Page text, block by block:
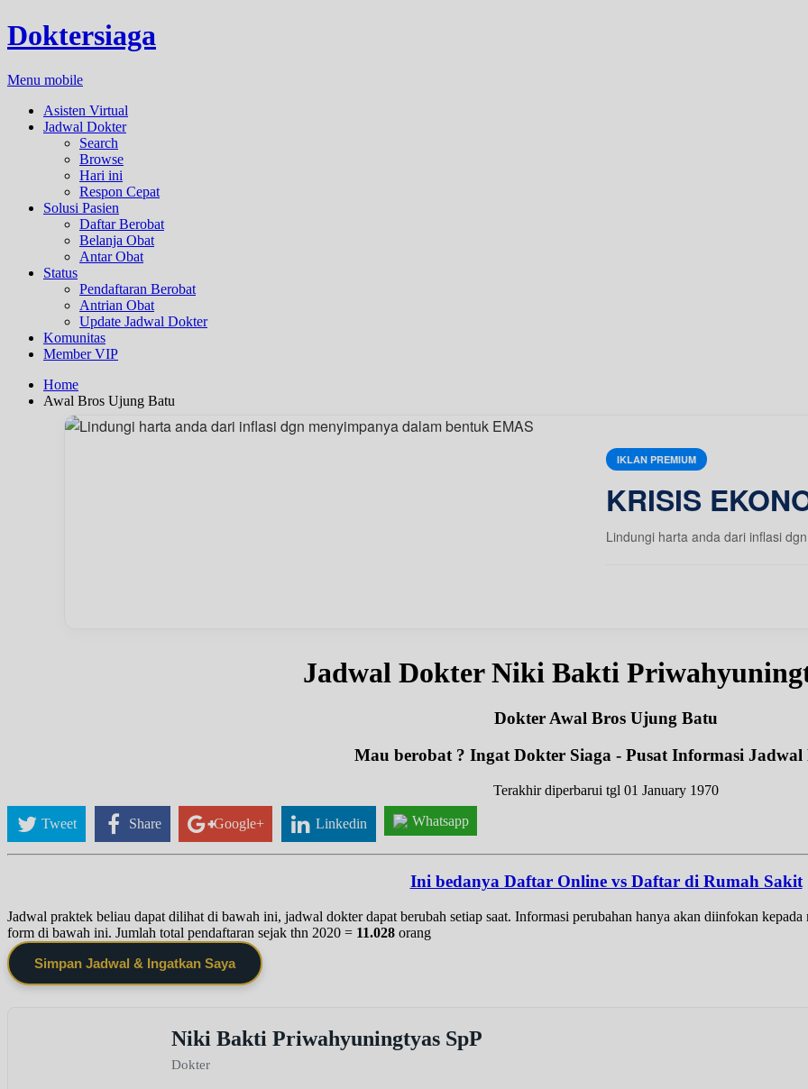
Doktersiaga
Menu mobile
Asisten Virtual
Jadwal Dokter
Search
Browse
Hari ini
Respon Cepat
Solusi Pasien
Daftar Berobat
Belanja Obat
Antar Obat
Status
Pendaftaran Berobat
Antrian Obat
Update Jadwal Dokter
Komunitas
Member VIP
Home
Awal Bros Ujung Batu
IKLAN PREMIUM
KRISIS
Lindungi harta anda dari inflasi
Jadwal Dokter Niki Bakti
Dokter Awal Bros Ujung Batu
Mau berobat ? Ingat Dokter Siaga - Pusat Informasi Jadwal
Terakhir diperbarui tgl 01 January 1970
Tweet Share Google+ Linkedin Whatsapp
Ini bedanya Daftar Online vs Daftar di Rumah Sakit
Jadwal praktek beliau dapat dilihat di bawah ini, jadwal dokter dapat berubah setiap saat. Informasi perubahan hanya akan diinfokan
form di bawah ini. Jumlah total pendaftaran sejak thn 2020 = 11.028 orang
Simpan Jadwal & Ingatkan Saya
Niki Bakti Priwahyuningtyas SpP
Dokter